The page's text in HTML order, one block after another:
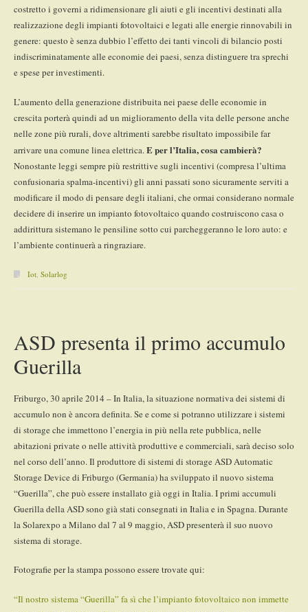
costretto i governi a ridimensionare gli aiuti e gli incentivi destinati alla
realizzazione degli impianti fotovoltaici e legati alle energie rinnovabili in
genere: questo è senza dubbio l’effetto dei tanti vincoli di bilancio posti
indiscriminatamente alle economie dei paesi, senza distinguere tra sprechi
e spese per investimenti.
L’aumento della generazione distribuita nei paese delle economie in
crescita porterà quindi ad un miglioramento della vita delle persone anche
nelle zone più rurali, dove altrimenti sarebbe risultato impossibile far
arrivare una comune linea elettrica.E per l’Italia, cosa cambierà?
Nonostante leggi sempre più restrittive sugli incentivi (compresa l’ultima
confusionaria spalma-incentivi) gli anni passati sono sicuramente serviti a
modificare il modo di pensare degli italiani, che ormai considerano normale
decidere di inserire un impianto fotovoltaico quando costruiscono casa o
addirittura sistemano le pensiline sotto cui parcheggeranno le loro auto: e
l’ambiente continuerà a ringraziare.
Iot, Solarlog
ASD presenta il primo accumulo
Guerilla
Friburgo, 30 aprile 2014 – In Italia, la situazione normativa dei sistemi di
accumulo non è ancora definita. Se e come si potranno utilizzare i sistemi
di storage che immettono l’energia in più nella rete pubblica, nelle
abitazioni private o nelle attività produttive e commerciali, sarà deciso solo
nel corso dell’anno. Il produttore di sistemi di storage ASD Automatic
Storage Device di Friburgo (Germania) ha sviluppato il nuovo sistema
“Guerilla”, che può essere installato già oggi in Italia. I primi accumuli
Guerilla della ASD sono già stati consegnati in Italia e in Spagna. Durante
la Solarexpo a Milano dal 7 al 9 maggio, ASD presenterà il suo nuovo
sistema di storage.
Fotografie per la stampa possono essere trovate qui:
“Il nostro sistema “Guerilla” fa sì che l’impianto fotovoltaico non immette